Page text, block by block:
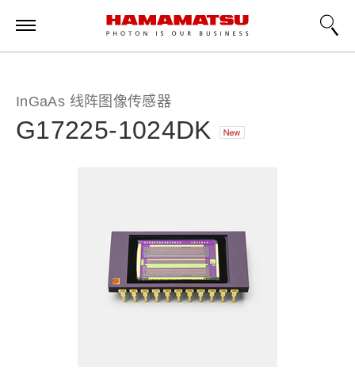
InGaAs 线阵图像传感器
G17225-1024DK